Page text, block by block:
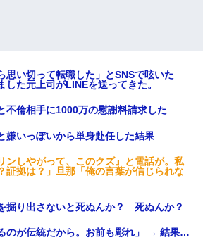
思い切って転職した」とSNSで呟いた
した元上司がLINEを送ってきた。
不倫相手に1000万の慰謝料請求した
嫌いっぽいから単身赴任した結果
ンしやがって、このクズ』と電話が。私
証拠は？」旦那「俺の言葉が信じられな
掘り出さないと死ぬんか？ 死ぬんか？
のが伝統だから。お前も彫れ」 → 結果…